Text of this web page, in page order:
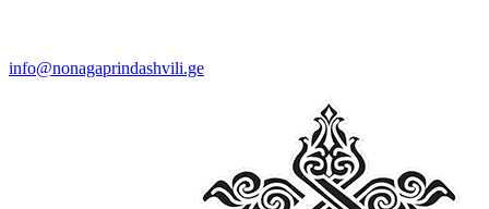
info@nonagaprindashvili.ge